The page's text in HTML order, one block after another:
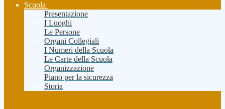
Scuola
Presentazione
I Luoghi
Le Persone
Organi Collegiali
I Numeri della Scuola
Le Carte della Scuola
Organizzazione
Piano per la sicurezza
Storia